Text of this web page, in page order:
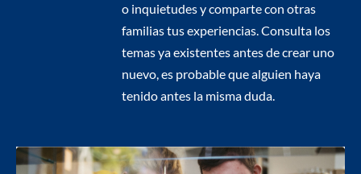
o inquietudes y comparte con otras
familias tus experiencias. Consulta los
temas ya existentes antes de crear uno
nuevo, es probable que alguien haya
tenido antes la misma duda.